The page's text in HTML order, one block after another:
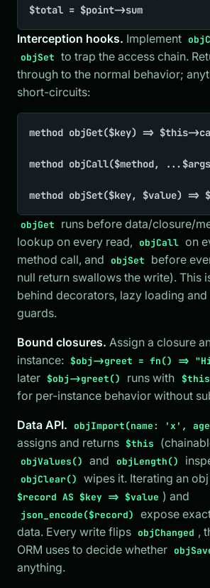
$total = $point->sum
Interception hooks. Implement
objSet to trap the access chain.
through to the normal behavior;
short-circuits:
method objGet($key) => $this-
method objCall($method,
method objSet($key, $value)
objGet
runs before data/closure/
lookup on every read,
objCall on
method call, and
objSet
before
null return swallows the write). This
behind decorators, lazy loading
guards.
Bound closures. Assign a closure
instance: $obj->greet = fn() =>
later $obj->greet() runs with $this
for per-instance behavior without
Data API. objImport(name: 'x',
assigns and returns $this
objValues() and objLength()
objClear() wipes it. Iterating an
$record AS $key => $value ) and
json_encode($record)
expose
data. Every write flips objChanged ,
ORM uses to decide whether
anything.